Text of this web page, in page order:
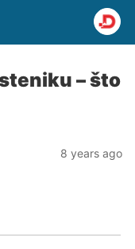
– što
8 years ago